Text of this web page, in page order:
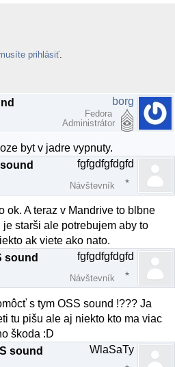
prihlásiť
borg
Fedora
Administrátor
byt v jadre vypnuty.
fgfgdfgfdgfd
Návštevník
ok. A teraz v Mandrive to blbne
starši ale potrebujem aby to
ak viete ako nato.
sound
fgfgdfgfdgfd
Návštevník
s tym OSS sound !??? Ja
tu pišu ale aj niekto kto ma viac
škoda :D
sound
WlaSaTy